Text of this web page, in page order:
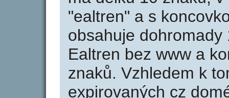
"ealtren" a s
obsahuje
Ealtren bez www a
znaků. Vzhledem k
expirovaných cz